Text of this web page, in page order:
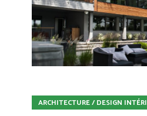
ARCHITECTURE / DESIGN